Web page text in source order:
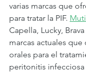
varias marcas que
para tratar la PIF.
Capella, Lucky,
marcas actuales
orales para el
peritonitis infecciosa